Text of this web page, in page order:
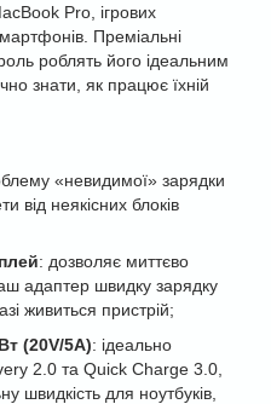
Pro, ігрових
Преміальні
роблять його ідеальним
знати, як працює їхній
«невидимої» зарядки
від неякісних блоків
: дозволяє миттєво
адаптер швидку зарядку
живиться пристрій;
(20V/5A): ідеально
2.0 та Quick Charge 3.0,
швидкість для ноутбуків,